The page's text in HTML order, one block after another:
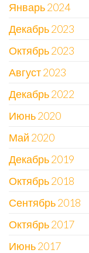
Январь 2024
Декабрь 2023
Октябрь 2023
Август 2023
Декабрь 2022
Июнь 2020
Май 2020
Декабрь 2019
Октябрь 2018
Сентябрь 2018
Октябрь 2017
Июнь 2017